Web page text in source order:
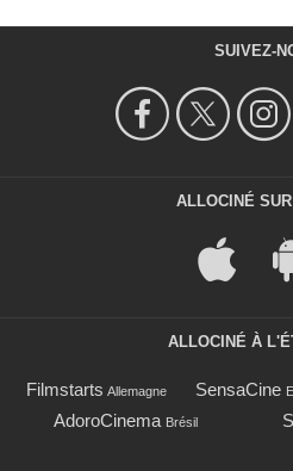
SUIVEZ-
ALLOCINÉ
ALLOCINÉ À
Filmstarts Allemagne SensaCine
AdoroCinema Brésil